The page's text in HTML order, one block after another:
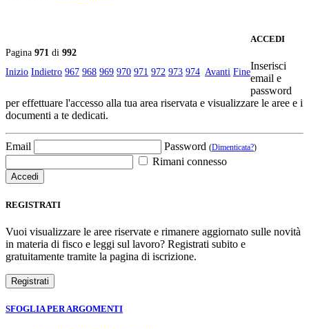
Pagina 971 di 992
Inizio Indietro 967 968 969 970 971 972 973 974 Avanti Fine
ACCEDI
Inserisci
email e
password
per effettuare l'accesso alla tua area riservata e visualizzare le aree e i
documenti a te dedicati.
Email Password (Dimenticata?)
Rimani connesso
REGISTRATI
Vuoi visualizzare le aree riservate e rimanere aggiornato sulle novità
in materia di fisco e leggi sul lavoro? Registrati subito e
gratuitamente tramite la pagina di iscrizione.
SFOGLIA PER ARGOMENTI